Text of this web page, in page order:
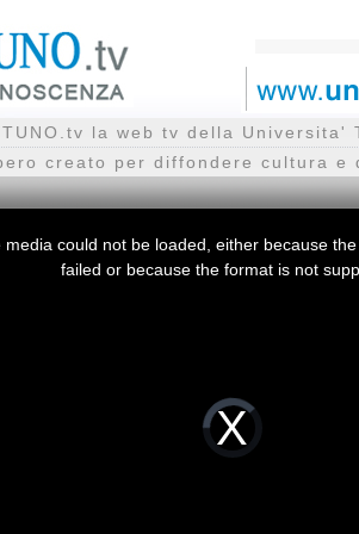
la web tv della Universita'
creato per diffondere cultura e
Video
Player
loading.
media could not be loaded, either because
failed or because the format is not